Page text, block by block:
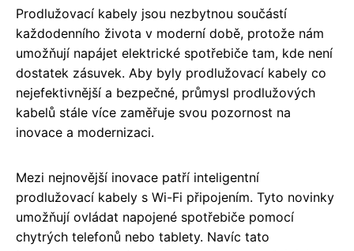
Prodlužovací kabely jsou nezbytnou součástí
každodenního života v moderní době, protože nám
umožňují napájet elektrické spotřebiče tam, kde není
dostatek zásuvek. Aby byly prodlužovací kabely co
nejefektivnější a bezpečné, průmysl prodlužových
kabelů stále více zaměřuje svou pozornost na
inovace a modernizaci.
Mezi nejnovější inovace patří inteligentní
prodlužovací kabely s Wi-Fi připojením. Tyto novinky
umožňují ovládat napojené spotřebiče pomocí
chytrých telefonů nebo tablety. Navíc tato